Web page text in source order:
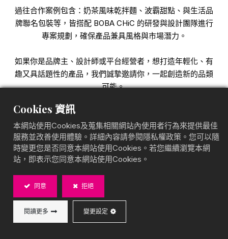
過往合作案例包含：奶茶風味乾拌麵、波霸甜點、與生活品
牌聯名包裝等，皆搭配 BOBA CHiC 的研發與設計團隊進行
專案規劃，確保產品兼具風格與市場潛力。
如果你是品牌主、設計師或平台經營者，想打造年輕化、有
趣又具話題性的產品，我們誠摯邀請你，一起創造新的品類
可能。
Cookies 資訊
本網站使用Cookies及蒐集相關網站內使用者行為來提供最佳
服務並改善使用體驗。詳細內容請參閱隱私權政策。您可以隨
時變更您是否同意本網站使用Cookies。若您繼續瀏覽本網
站，即表示您同意本網站使用Cookies。
同意 拒絕
閱讀更多 變更設定